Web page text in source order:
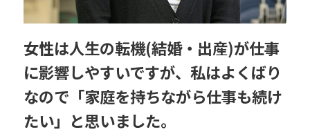
女性は人生の転機(結婚・出産)が仕事
に影響しやすいですが、私はよくばり
なので「家庭を持ちながら仕事も続け
たい」と思いました。